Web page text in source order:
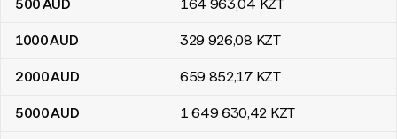
500AUD 164 963,04 KZT
1000AUD 329 926,08 KZT
2000AUD 659 852,17 KZT
5000AUD 1 649 630,42 KZT